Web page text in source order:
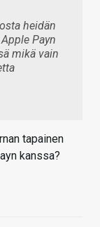
heidän
Payn
mikä vain
tapainen
kanssa?